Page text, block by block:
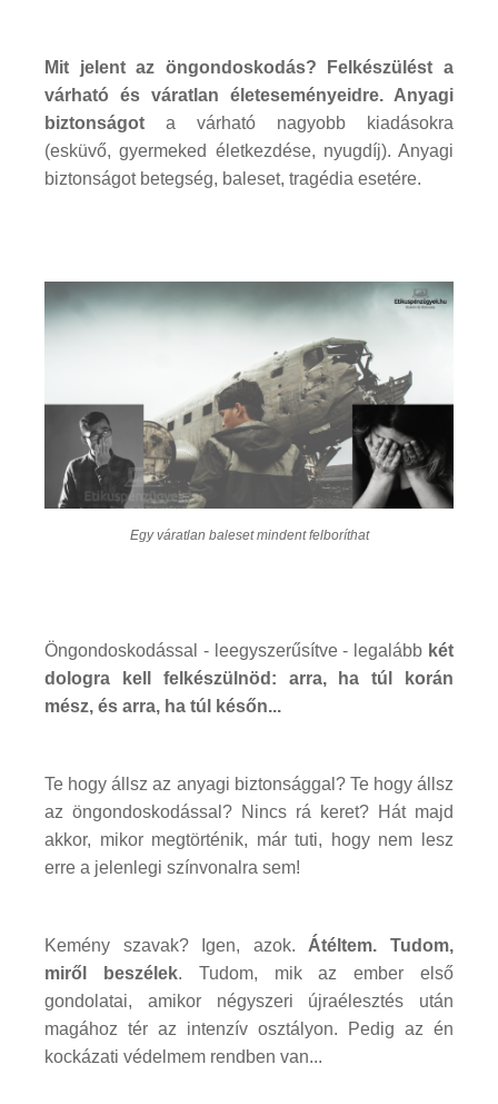
Mit jelent az öngondoskodás? Felkészülést a
várható és váratlan életeseményeidre. Anyagi
biztonságot a várható nagyobb kiadásokra
(esküvő, gyermeked életkezdése, nyugdíj). Anyagi
biztonságot betegség, baleset, tragédia esetére.
Egy váratlan baleset mindent felboríthat
Öngondoskodással - leegyszerűsítve - legalább két
dologra kell felkészülnöd: arra, ha túl korán
mész, és arra, ha túl későn...
Te hogy állsz az anyagi biztonsággal? Te hogy állsz
az öngondoskodással? Nincs rá keret? Hát majd
akkor, mikor megtörténik, már tuti, hogy nem lesz
erre a jelenlegi színvonalra sem!
Kemény szavak? Igen, azok. Átéltem. Tudom,
miről beszélek. Tudom, mik az ember első
gondolatai, amikor négyszeri újraélesztés után
magához tér az intenzív osztályon. Pedig az én
kockázati védelmem rendben van...